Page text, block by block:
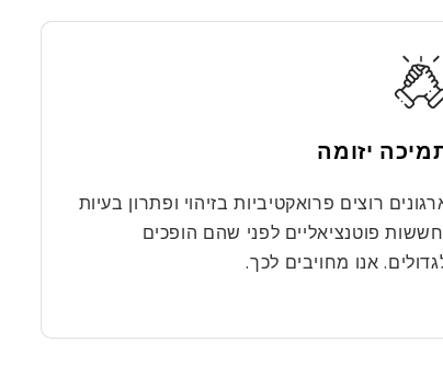
יזומה
רוצים פרואקטיביות בזיהוי ופתרון בעיות
פוטנציאליים לפני שהם הופכים
אנו מחויבים לכך.